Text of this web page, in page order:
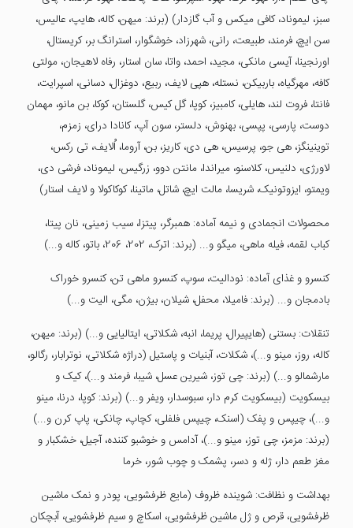
سبز، لیموناد، کافی میکس و آب گازدار) (برند: میهن، کاله، هایپ، عالیس،
سن ایچ، فرمند، طبیعت، رانی، شهرزاد، خوشگوار، استرانگ بر، کریستال،
اورنجینا، آیسی مانکی، مجید، احمد، واتا، سان استار، رفاه لاهیجان، مولتی
کافه، مهرگیاه، باربیکن، نستله، هپی لایف، ربیع، دوغزال، دسانی، اسپرایت،
فانتا، فروت لند، هایلی، کامبیز، کوپا، گل کیس، گلستان، کوکا، بن مانو، مهمان
دوست، پارسی، پپسی، بهنوش، دلستر، سون آپ، کانادا درای، زمزم،
توینینگز، هی جو، پرسیس، هی دی، کاریز، بن، آروما، اُلایف، تی رکس،
لاورژی، دلنیس، کلاسنو، میراندا، مانتن دوو، زرگیس، لیموناد، فرشی دی،
ویمتو، ایزوتونیک، شریسا، مالت ایچ، شاتل، ماتینا، کوکاکولا و لایف استار)
محصولات انجمادی و نیمه آماده: همبرگر، پیتزا، سیب زمینی، نان پیتا،
کباب لقمه، فیله ماهی، میگو و... (برند: اترک، 202، 206، باتو، کاله و...)
کنسرو و غذای آماده: نودالیت، سوپ، کنسرو ماهی تن، کنسرو خوراک
بادمجان و... (برند: فامیلا، محفل، شیلان، بیژن، مگی، الیت و...)
تنقلات: بستنی (هایپیرال، پریما، انبه، شکلاتی، ایتالیایی و...) (برند: میهن،
کاله، روز، مینو و...)، شکلات، آبنیات و پاستیل (دراژه شکلاتی، نوترابار، رگالو،
مارشمالو و...) (برند: چی توز، شیرین عسل، شیبا، فرمند و...)، کیک و
بیسکویت (بیسکویت کرم دار، سبوسدار، ویفر و...) (برند: کوپا، درنا، مینو
و...)، چیپس و پفک (اسنک، چیپس فلفلی، کچاپ، چانکی، پاپ کرن و...)
(برند: مزمز، چی توز، مینو و...)، آدامس و خوشبو کننده، آجیل، خشکبار و
مغز طعم دار، ژله و دسر، پشمک و چوب شور، خرما
بهداشت و نظافت: شوینده ظروف (مایع ظرفشویی، پودر و نمک ماشین
ظرفشویی، قرص و ژل ماشین ظرفشویی، اسکاچ و سیم ظرفشویی، آبچکان